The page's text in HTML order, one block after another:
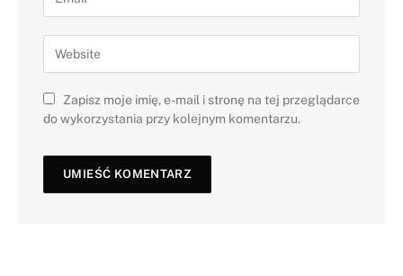
Zapisz moje imię, e-mail i stronę na tej przeglądarce
do wykorzystania przy kolejnym komentarzu.